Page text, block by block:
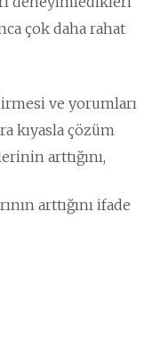
çok daha rahat
ve yorumları
kıyasla çözüm
arttığını,
arttığını ifade